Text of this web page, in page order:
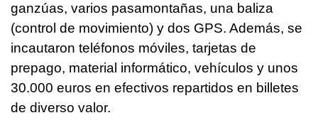
ganzúas, varios pasamontañas, una baliza
(control de movimiento) y dos GPS. Además, se
incautaron teléfonos móviles, tarjetas de
prepago, material informático, vehículos y unos
30.000 euros en efectivos repartidos en billetes
de diverso valor.